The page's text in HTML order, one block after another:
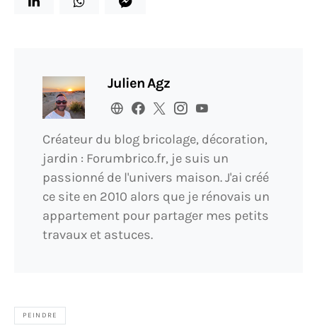
Julien Agz
Créateur du blog bricolage, décoration,
jardin : Forumbrico.fr, je suis un
passionné de l'univers maison. J'ai créé
ce site en 2010 alors que je rénovais un
appartement pour partager mes petits
travaux et astuces.
PEINDRE